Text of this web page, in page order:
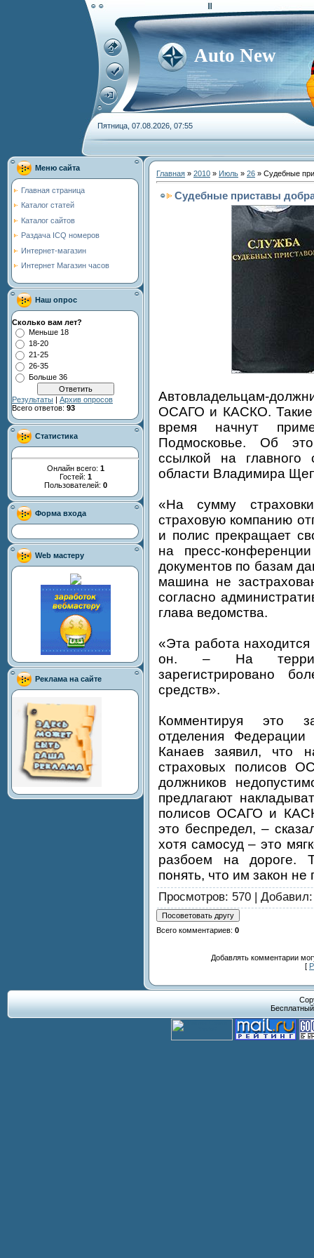
Auto New
Пятница, 07.08.2026, 07:55
Меню сайта
Главная страница
Каталог статей
Каталог сайтов
Раздача ICQ номеров
Интернет-магазин
Интернет Магазин часов
Наш опрос
Сколько вам лет?
Меньше 18
18-20
21-25
26-35
Больше 36
Результаты | Архив опросов
Всего ответов: 93
Статистика
Онлайн всего: 1
Гостей: 1
Пользователей: 0
Форма входа
Web мастеру
Реклама на сайте
Главная » 2010 » Июль » 26 » Судебные
Судебные приставы
Автовладельцам-
ОСАГО и КАСКО. Такие
время начнут
Подмосковье. Об
ссылкой на главного
области Владимира
«На сумму
страховую компанию
и полис прекращает
на пресс-
документов по базам
машина не
согласно
глава ведомства.
«Эта работа
он. – На
зарегистрировано
средств».
Комментируя это
отделения Федерации
Канаев заявил, что
страховых полисов
должников
предлагают
полисов ОСАГО и
это беспредел, –
хотя самосуд – это
разбоем на дороге.
понять, что им закон
Просмотров: 570 | Добавил
Всего комментариев: 0
Добавлять комментарии
[